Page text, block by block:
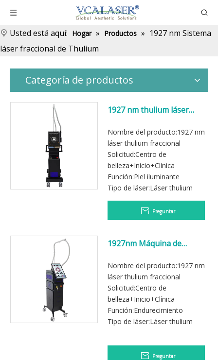
Usted está aquí: Hogar » Productos » 1927 nm Sistema
láser fraccional de Thulium
Categoría de productos
1927 nm thulium láser
Nombre del producto:1927 nm
láser thulium fraccional
Solicitud:Centro de
belleza+Inicio+Clínica
Función:Piel iluminante
Tipo de láser:Láser thulium
Preguntar
1927nm Máquina de
fraccional Thulium
Nombre del producto:1927 nm
láser thulium fraccional
Solicitud:Centro de
belleza+Inicio+Clínica
Función:Endurecimiento
Tipo de láser:Láser thulium
Preguntar